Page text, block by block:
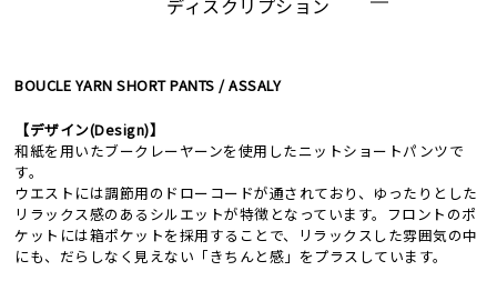
ディスクリプション
BOUCLE YARN SHORT PANTS / ASSALY
【デザイン(Design)】
和紙を用いたブークレーヤーンを使用したニットショートパンツで
す。
ウエストには調節用のドローコードが通されており、ゆったりとした
リラックス感のあるシルエットが特徴となっています。フロントのポ
ケットには箱ポケットを採用することで、リラックスした雰囲気の中
にも、だらしなく見えない「きちんと感」をプラスしています。